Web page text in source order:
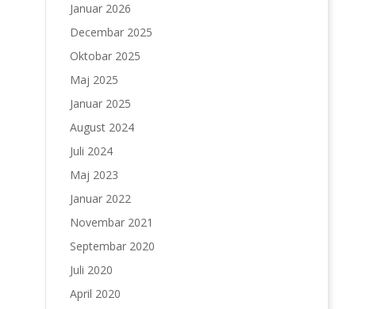
Januar 2026
Decembar 2025
Oktobar 2025
Maj 2025
Januar 2025
August 2024
Juli 2024
Maj 2023
Januar 2022
Novembar 2021
Septembar 2020
Juli 2020
April 2020